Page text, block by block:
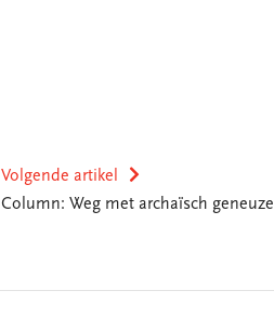
Volgende artikel
Column: Weg met archaïsch geneuzel